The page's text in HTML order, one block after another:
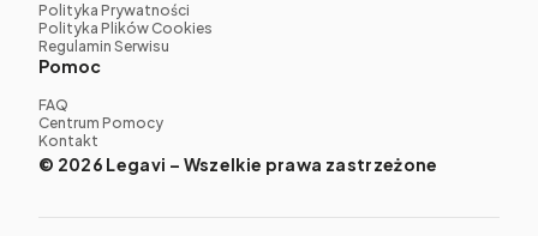
Polityka Prywatności
Polityka Plików Cookies
Regulamin Serwisu
Pomoc
FAQ
Centrum Pomocy
Kontakt
© 2026 Legavi – Wszelkie prawa zastrzeżone